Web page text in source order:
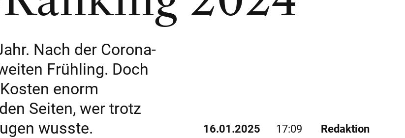
Nach der Corona-
Frühling. Doch
enorm
Seiten, wer trotz
wusste.
16.01.2025 17:09 Redaktion